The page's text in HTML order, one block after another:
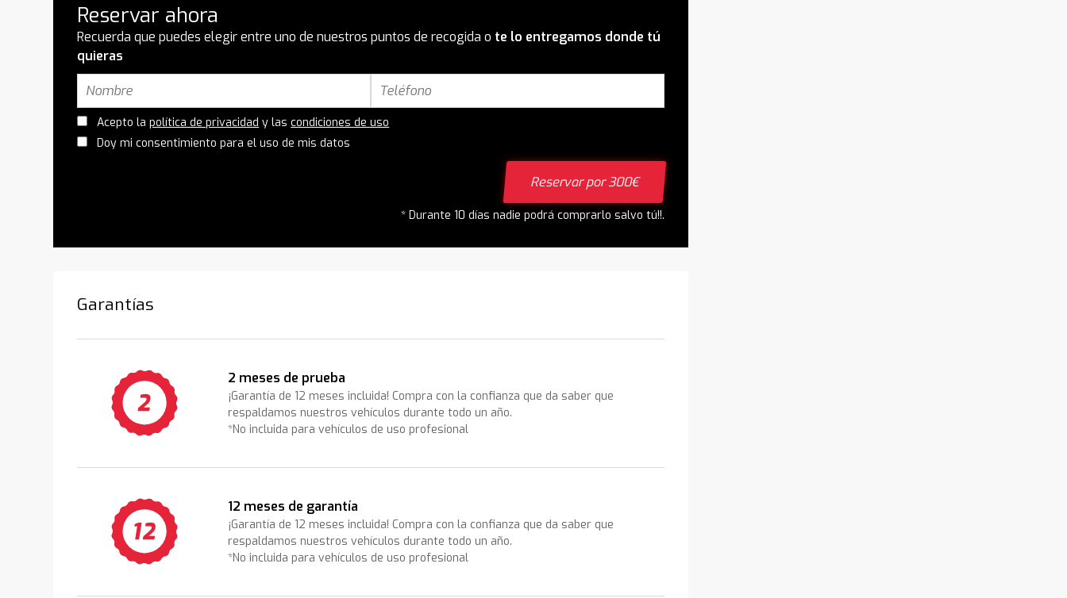
Reservar ahora
Recuerda que puedes elegir entre uno de nuestros puntos de recogida o te lo entregamos donde tú
quieras
Acepto lapolítica de privacidad y lascondiciones de uso
Doy mi consentimiento para el uso de mis datos
Reservar por 300€
* Durante 10 días nadie podrá comprarlo salvo tú!!.
Garantías
2 meses de prueba
¡Garantía de 12 meses incluida! Compra con la confianza que da saber que
respaldamos nuestros vehículos durante todo un año.
*No incluida para vehículos de uso profesional
12 meses de garantía
¡Garantía de 12 meses incluida! Compra con la confianza que da saber que
respaldamos nuestros vehículos durante todo un año.
*No incluida para vehículos de uso profesional